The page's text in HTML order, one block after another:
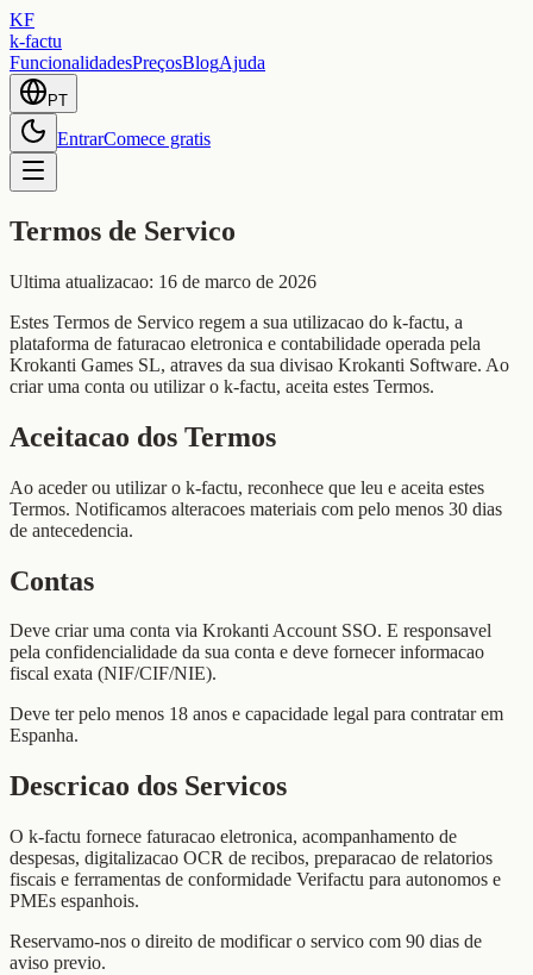
KF
k-factu
FuncionalidadesPreçosBlogAjuda
PT
EntrarComece gratis
Termos de Servico
Ultima atualizacao: 16 de marco de 2026
Estes Termos de Servico regem a sua utilizacao do k-factu, a
plataforma de faturacao eletronica e contabilidade operada pela
Krokanti Games SL, atraves da sua divisao Krokanti Software. Ao
criar uma conta ou utilizar o k-factu, aceita estes Termos.
Aceitacao dos Termos
Ao aceder ou utilizar o k-factu, reconhece que leu e aceita estes
Termos. Notificamos alteracoes materiais com pelo menos 30 dias
de antecedencia.
Contas
Deve criar uma conta via Krokanti Account SSO. E responsavel
pela confidencialidade da sua conta e deve fornecer informacao
fiscal exata (NIF/CIF/NIE).
Deve ter pelo menos 18 anos e capacidade legal para contratar em
Espanha.
Descricao dos Servicos
O k-factu fornece faturacao eletronica, acompanhamento de
despesas, digitalizacao OCR de recibos, preparacao de relatorios
fiscais e ferramentas de conformidade Verifactu para autonomos e
PMEs espanhois.
Reservamo-nos o direito de modificar o servico com 90 dias de
aviso previo.